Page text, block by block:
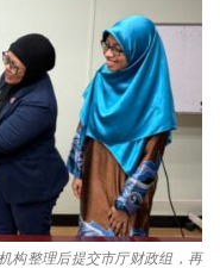
构整理后提交市厅财政组，再